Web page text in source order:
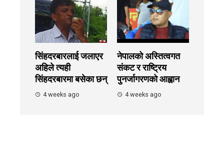
सिंहदरबारलाई जलाएर
अहिले त्यही
सिंहदरबारमा बसेका छन्
4 weeks ago
नेपालको अस्तित्वगत
संकट र राष्ट्रिय
पुनर्जागरणको आह्वान
4 weeks ago